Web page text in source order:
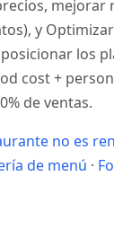
mejorar
y
los
cost +
de ventas.
no es
de menú ·